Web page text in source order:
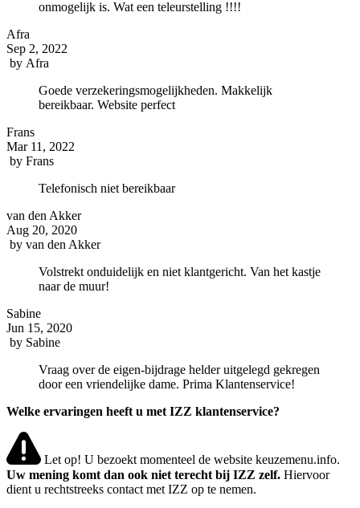
onmogelijk is. Wat een teleurstelling !!!!
Afra
Sep 2, 2022
by Afra
Goede verzekeringsmogelijkheden. Makkelijk
bereikbaar. Website perfect
Frans
Mar 11, 2022
by Frans
Telefonisch niet bereikbaar
van den Akker
Aug 20, 2020
by van den Akker
Volstrekt onduidelijk en niet klantgericht. Van het kastje
naar de muur!
Sabine
Jun 15, 2020
by Sabine
Vraag over de eigen-bijdrage helder uitgelegd gekregen
door een vriendelijke dame. Prima Klantenservice!
Welke ervaringen heeft u met IZZ klantenservice?
Let op! U bezoekt momenteel de website keuzemenu.info.
Uw mening komt dan ook niet terecht bij IZZ zelf. Hiervoor
dient u rechtstreeks contact met IZZ op te nemen.